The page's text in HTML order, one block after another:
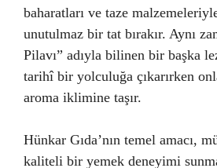
baharatları ve taze
unutulmaz bir tat bırakır. Aynı
Pilavı” adıyla bilinen bir başka
tarihî bir yolculuğa çıkarırken
aroma iklimine taşır.
Hünkar Gıda’nın temel amacı,
kaliteli bir yemek deneyimi